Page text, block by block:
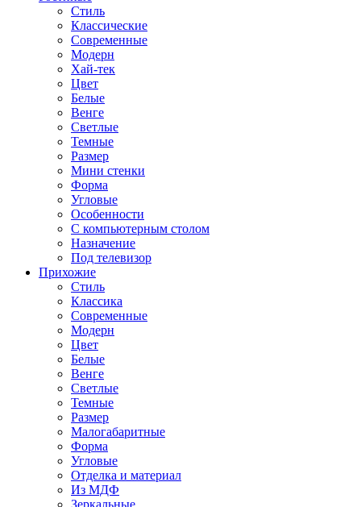
Стиль
Классические
Современные
Модерн
Хай-тек
Цвет
Белые
Венге
Светлые
Темные
Размер
Мини стенки
Форма
Угловые
Особенности
С компьютерным столом
Назначение
Под телевизор
Прихожие
Стиль
Классика
Современные
Модерн
Цвет
Белые
Венге
Светлые
Темные
Размер
Малогабаритные
Форма
Угловые
Отделка и материал
Из МДФ
Зеркальные